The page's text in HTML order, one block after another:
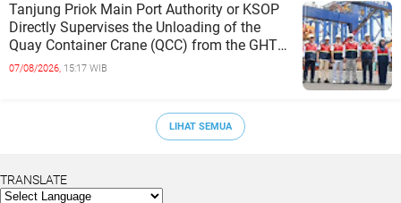
Tanjung Priok Main Port Authority or KSOP
Directly Supervises the Unloading of the
Quay Container Crane (QCC) from the GHT
Marimas Ship at the North J
07/08/2026, 15:17 WIB
LIHAT SEMUA
TRANSLATE